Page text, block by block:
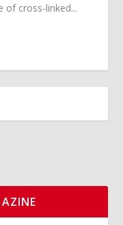
of cross-linked...